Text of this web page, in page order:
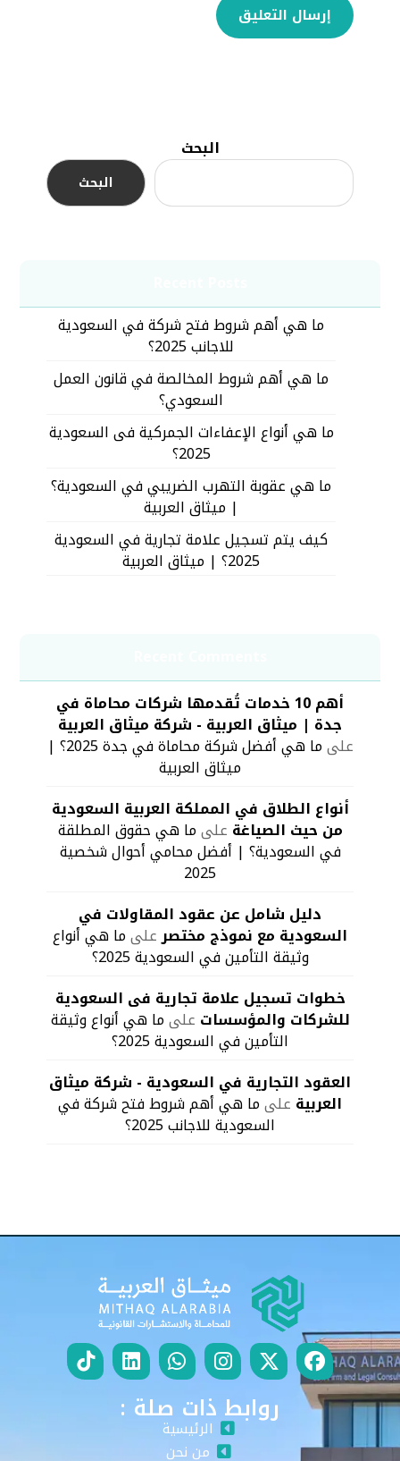
إرسال التعليق
البحث
البحث
ما هي أهم شروط فتح شركة في السعودية
للاجانب 2025؟
ما هي أهم شروط المخالصة في قانون العمل
السعودي؟
ما هي أنواع الإعفاءات الجمركية فى السعودية
2025؟
ما هي عقوبة التهرب الضريبي في السعودية؟
| ميثاق العربية
كيف يتم تسجيل علامة تجارية في السعودية
2025؟ | ميثاق العربية
أهم 10 خدمات تُقدمها شركات محاماة في
جدة | ميثاق العربية - شركة ميثاق العربية
على ما هي أفضل شركة محاماة في جدة 2025؟ |
ميثاق العربية
أنواع الطلاق في المملكة العربية السعودية
من حيث الصياغة علىما هي حقوق المطلقة
في السعودية؟ | أفضل محامي أحوال شخصية
2025
دليل شامل عن عقود المقاولات في
السعودية مع نموذج مختصرعلىما هي أنواع
وثيقة التأمين في السعودية 2025؟
خطوات تسجيل علامة تجارية فى السعودية
للشركات والمؤسسات علىما هي أنواع وثيقة
التأمين في السعودية 2025؟
العقود التجارية في السعودية - شركة ميثاق
العربية علىما هي أهم شروط فتح شركة في
السعودية للاجانب 2025؟
روابط ذات صلة :
الرئيسية
من نحن